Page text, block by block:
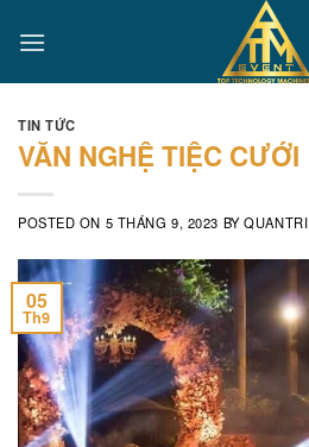
TIN TỨC
VĂN NGHỆ TIỆC CƯỚI
POSTED ON 5 THÁNG 9, 2023 BYQUANTRI
05
Th9